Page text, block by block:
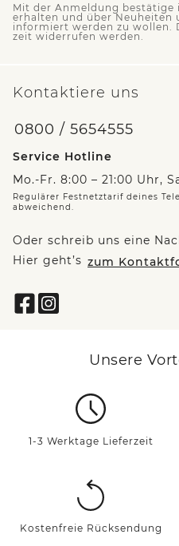
Mit der Anmeldung bestätige
erhalten und über Neuheiten
informiert werden zu wollen.
zeit widerrufen werden.
Kontaktiere uns
0800 / 5654555
Service Hotline
Mo.-Fr. 8:00 – 21:00 Uhr,
Regulärer Festnetztarif deines
abweichend.
Oder schreib uns eine
Hier geht’s zum
Unsere
1-3 Werktage Lieferzeit
Kostenfreie Rücksendung